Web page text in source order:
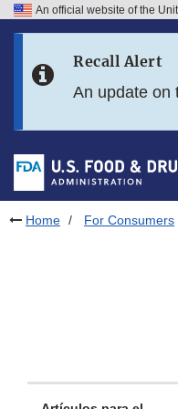
Skip to FDA Search
Skip to footer links
An official website of the
Recall Alert
An update on
Home For Consumers